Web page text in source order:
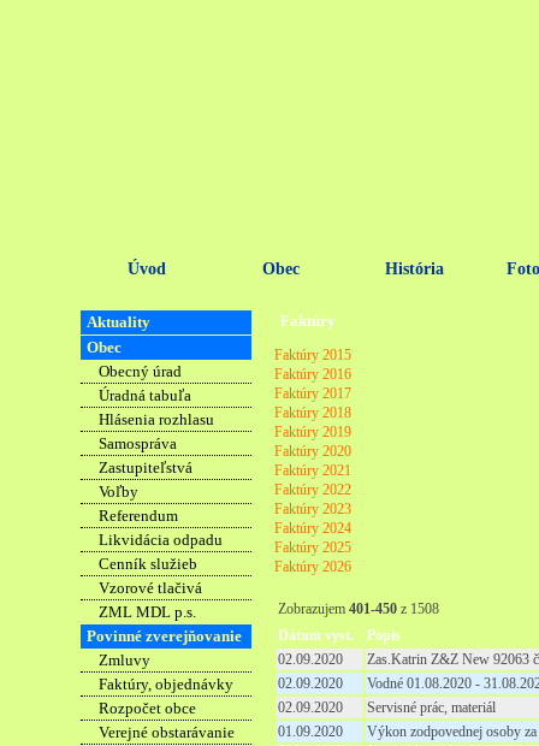
Úvod Obec História
Aktuality
Obec
Obecný úrad
Úradná tabuľa
Hlásenia rozhlasu
Samospráva
Zastupiteľstvá
Voľby
Referendum
Likvidácia odpadu
Cenník služieb
Vzorové tlačivá
ZML MDL p.s.
Povinné zverejňovanie
Zmluvy
Faktúry, objednávky
Rozpočet obce
Verejné obstarávanie
Faktúry
Faktúry 2015
Faktúry 2016
Faktúry 2017
Faktúry 2018
Faktúry 2019
Faktúry 2020
Faktúry 2021
Faktúry 2022
Faktúry 2023
Faktúry 2024
Faktúry 2025
Faktúry 2026
Zobrazujem 401-450 z 1508
Dátum vyst.
Popis
02.09.2020
Zas.Katrin Z&Z New 92063
02.09.2020
Vodné 01.08.2020 -
02.09.2020
Servisné prác, materiál
01.09.2020
Výkon zodpovednej osoby